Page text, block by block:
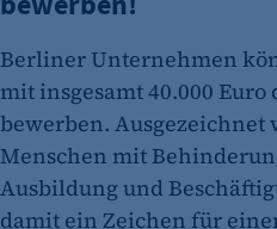
Berliner Unternehmen
mit insgesamt 40.000
bewerben. Ausgezeichnet
Menschen mit
Ausbildung und
damit ein Zeichen für